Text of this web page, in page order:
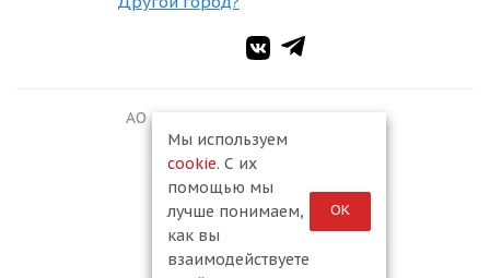
АО ПКФ «Спецмонтаж-2», 2026
Мы используем
cookie. С их
помощью мы
лучше понимаем,
как вы
взаимодействуете
ОК